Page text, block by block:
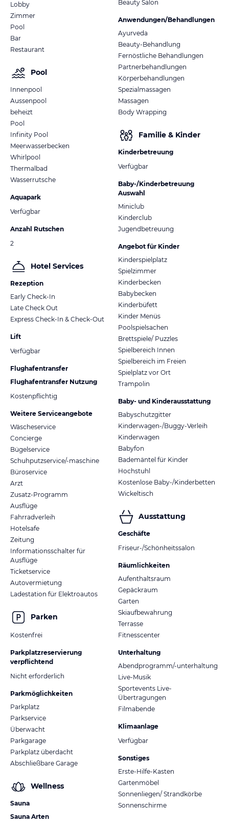
Lobby
Zimmer
Pool
Bar
Restaurant
Pool
Innenpool
Aussenpool
beheizt
Pool
Infinity Pool
Meerwasserbecken
Whirlpool
Thermalbad
Wasserrutsche
Aquapark
Verfügbar
Anzahl Rutschen
2
Hotel Services
Rezeption
Early Check-In
Late Check Out
Express Check-In & Check-Out
Lift
Verfügbar
Flughafentransfer
Flughafentransfer Nutzung
Kostenpflichtig
Weitere Serviceangebote
Wäscheservice
Concierge
Bügelservice
Schuhputzservice/-maschine
Büroservice
Arzt
Zusatz-Programm
Ausflüge
Fahrradverleih
Hotelsafe
Zeitung
Informationsschalter für
Ausflüge
Ticketservice
Autovermietung
Ladestation für Elektroautos
Parken
Kostenfrei
Parkplatzreservierung
verpflichtend
Nicht erforderlich
Parkmöglichkeiten
Parkplatz
Parkservice
Überwacht
Parkgarage
Parkplatz überdacht
Abschließbare Garage
Wellness
Sauna
Sauna Arten
Beauty Salon
Anwendungen/Behandlungen
Ayurveda
Beauty-Behandlung
Fernöstliche Behandlungen
Partnerbehandlungen
Körperbehandlungen
Spezialmassagen
Massagen
Body Wrapping
Familie & Kinder
Kinderbetreuung
Verfügbar
Baby-/Kinderbetreuung
Auswahl
Miniclub
Kinderclub
Jugendbetreuung
Angebot für Kinder
Kinderspielplatz
Spielzimmer
Kinderbecken
Babybecken
Kinderbüfett
Kinder Menüs
Poolspielsachen
Brettspiele/ Puzzles
Spielbereich Innen
Spielbereich im Freien
Spielplatz vor Ort
Trampolin
Baby- und Kinderausstattung
Babyschutzgitter
Kinderwagen-/Buggy-Verleih
Kinderwagen
Babyfon
Bademäntel für Kinder
Hochstuhl
Kostenlose Baby-/Kinderbetten
Wickeltisch
Ausstattung
Geschäfte
Friseur-/Schönheitssalon
Räumlichkeiten
Aufenthaltsraum
Gepäckraum
Garten
Skiaufbewahrung
Terrasse
Fitnesscenter
Unterhaltung
Abendprogramm/-unterhaltung
Live-Musik
Sportevents Live-
Übertragungen
Filmabende
Klimaanlage
Verfügbar
Sonstiges
Erste-Hilfe-Kasten
Gartenmöbel
Sonnenliegen/ Strandkörbe
Sonnenschirme